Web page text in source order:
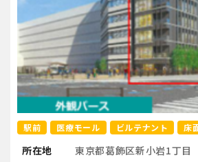
駅前 医療モール ビルテナント 床
所在地
東京都葛飾区新小岩1丁目